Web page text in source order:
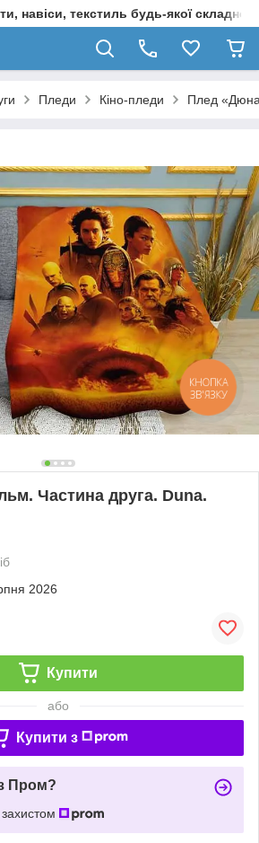
навіси, текстиль будь-якої
Пледи Кіно-пледи Плед
Частина друга. Duna.
2026
Купити
або
Купити з
Пром?
КНОПКА
ЗВ'ЯЗКУ